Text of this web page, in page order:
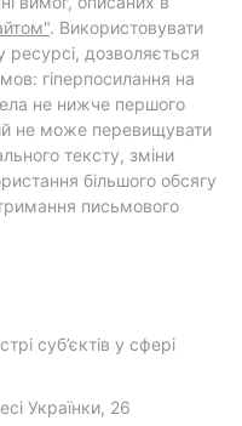
. Використовувати
дозволяється
гіперпосилання на
не нижче першого
не може перевищувати
тексту, зміни
більшого обсягу
письмового
суб’єктів у сфері
Українки, 26